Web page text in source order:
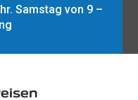
Samstag von 9 –